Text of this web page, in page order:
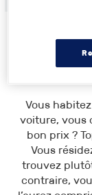
Toutes les
Vous
voiture, vous
bon prix ?
Vous
trouvez
contraire,